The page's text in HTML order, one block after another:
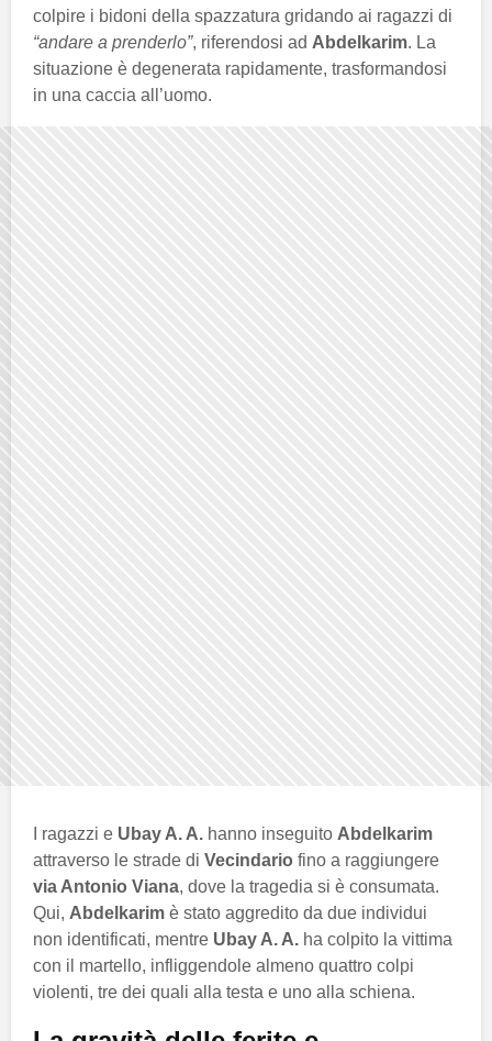
colpire i bidoni della spazzatura gridando ai ragazzi di
“andare a prenderlo”, riferendosi ad Abdelkarim. La
situazione è degenerata rapidamente, trasformandosi
in una caccia all’uomo.
I ragazzi e Ubay A. A. hanno inseguito Abdelkarim
attraverso le strade di Vecindario fino a raggiungere
via Antonio Viana, dove la tragedia si è consumata.
Qui, Abdelkarim è stato aggredito da due individui
non identificati, mentre Ubay A. A. ha colpito la vittima
con il martello, infliggendole almeno quattro colpi
violenti, tre dei quali alla testa e uno alla schiena.